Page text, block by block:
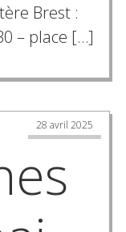
Brest :
– place […]
28 avril 2025